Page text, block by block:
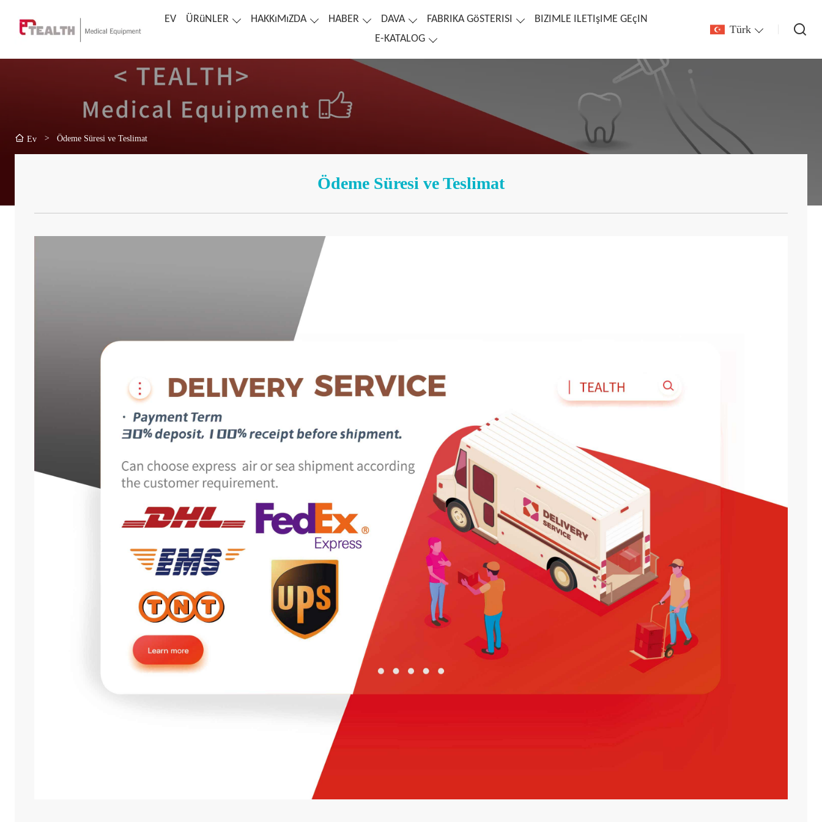
EV ÜRüNLER HAKKıMıZDA HABER DAVA FABRIKA GöSTERISI
BIZIMLE ILETIşIME GEçIN
E-KATALOG
Türk
Ev > Ödeme Süresi ve Teslimat
Ödeme Süresi ve Teslimat